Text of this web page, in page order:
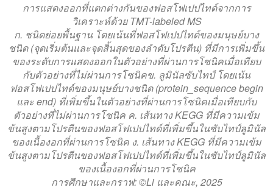
การแสดงออกที่แตกต่างกันของฟอสโฟเปปไทด์จากการ
วิเคราะห์ด้วย TMT-labeled MS
ก. ชนิดย่อยพื้นฐาน โดยเน้นที่ฟอสโฟเปปไทด์ของมนุษย์บาง
ชนิด (จุดเริ่มต้นและจุดสิ้นสุดของลำดับโปรตีน) ที่มีการเพิ่มขึ้น
ของระดับการแสดงออกในตัวอย่างที่ผ่านการโซนิคเมื่อเทียบ
กับตัวอย่างที่ไม่ผ่านการโซนิคข. ลูมินัลซับไทป์ โดยเน้น
ฟอสโฟเปปไทด์ของมนุษย์บางชนิด (protein_sequence begin
และ end) ที่เพิ่มขึ้นในตัวอย่างที่ผ่านการโซนิคเมื่อเทียบกับ
ตัวอย่างที่ไม่ผ่านการโซนิค ค. เส้นทาง KEGG ที่มีความเข้ม
ข้นสูงตามโปรตีนของฟอสโฟเปปไทด์ที่เพิ่มขึ้นในซับไทป์ลูมินัล
ของเนื้องอกที่ผ่านการโซนิค ง. เส้นทาง KEGG ที่มีความเข้ม
ข้นสูงตามโปรตีนของฟอสโฟเปปไทด์ที่เพิ่มขึ้นในซับไทป์ลูมินัล
ของเนื้องอกที่ผ่านการโซนิค
การศึกษาและกราฟ: ©Li และคณะ, 2025